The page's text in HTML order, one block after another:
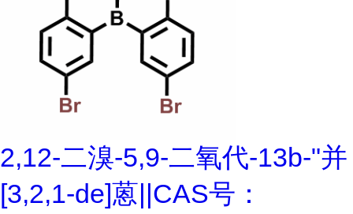
2,12-二溴-5,9-二氧代-13b-"并
[3,2,1-de]蒽||CAS号：